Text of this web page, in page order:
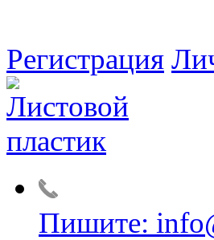
Регистрация
Пишите: